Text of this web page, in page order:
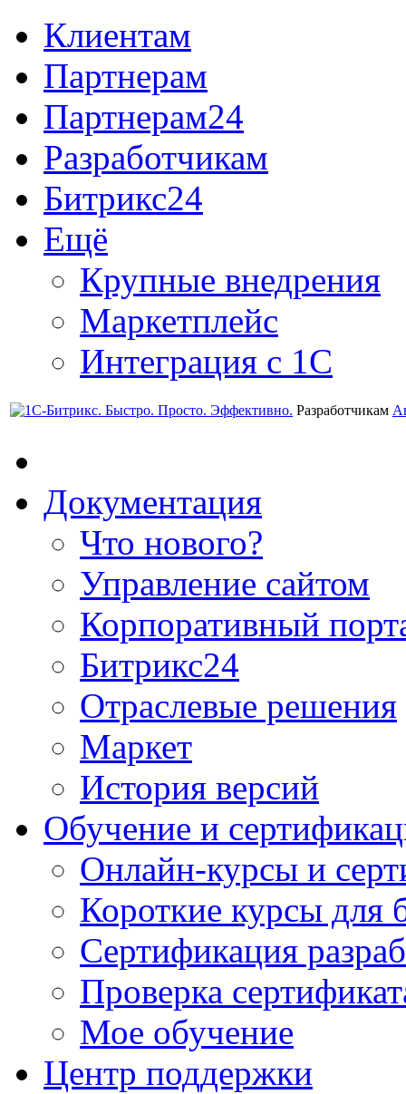
Клиентам
Партнерам
Партнерам24
Разработчикам
Битрикс24
Ещё
Крупные внедрения
Маркетплейс
Интеграция с 1С
Разработчикам
Документация
Что нового?
Управление сайтом
Корпоративный
Битрикс24
Отраслевые решения
Маркет
История версий
Обучение и
Онлайн-курсы и
Короткие курсы для
Сертификация
Проверка
Мое обучение
Центр поддержки